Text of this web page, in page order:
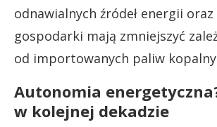
odnawialnych źródeł energii
gospodarki mają zmniejszyć
od importowanych paliw
Autonomia
w kolejnej dekadzie